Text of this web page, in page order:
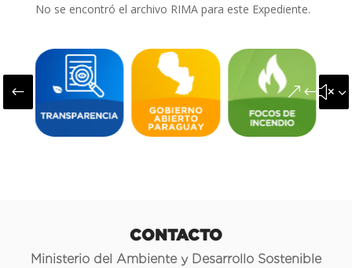
No se encontró el archivo RIMA para este Expediente.
#
CONTACTO
Ministerio del Ambiente y Desarrollo Sostenible